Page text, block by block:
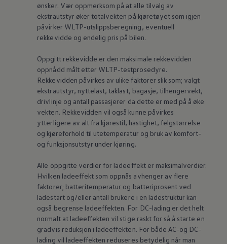
ønsker. Vær oppmerksom på at alle tilvalg av
ekstrautstyr øker totalvekten på kjøretøyet som igjen
påvirker WLTP-utslippsberegning, eventuell
rekkevidde og endelig pris på bilen.
Oppgitt rekkevidde er den maksimale rekkevidden
oppnådd målt etter WLTP-testprosedyre.
Rekkevidden påvirkes av ulike faktorer slik som; valgt
ekstrautstyr, nyttelast, taklast, bagasje, tilhengervekt,
drivlinje og antall passasjerer da dette er med på å øke
vekten. Rekkevidden vil også kunne påvirkes
ytterligere av alt fra kjørestil, hastighet, felgstørrelse
og kjøreforhold til utetemperatur og bruk av komfort-
og funksjonsutstyr under kjøring.
Alle oppgitte verdier for ladeeffekt er maksimalverdier.
Hvilken ladeeffekt som oppnås avhenger av flere
faktorer; batteritemperatur og batteriprosent ved
ladestart og/eller antall brukere i en ladestruktur kan
også begrense ladeeffekten. For DC-lading er det helt
normalt at ladeeffekten vil stige raskt for så å starte en
gradvis reduksjon i ladeeffekten. For både AC-og DC-
lading vil ladeeffekten reduseres betydelig når man